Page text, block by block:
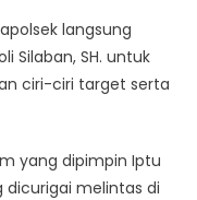
langsung
Silaban, SH. untuk
ciri-ciri target serta
yang dipimpin Iptu
dicurigai melintas di